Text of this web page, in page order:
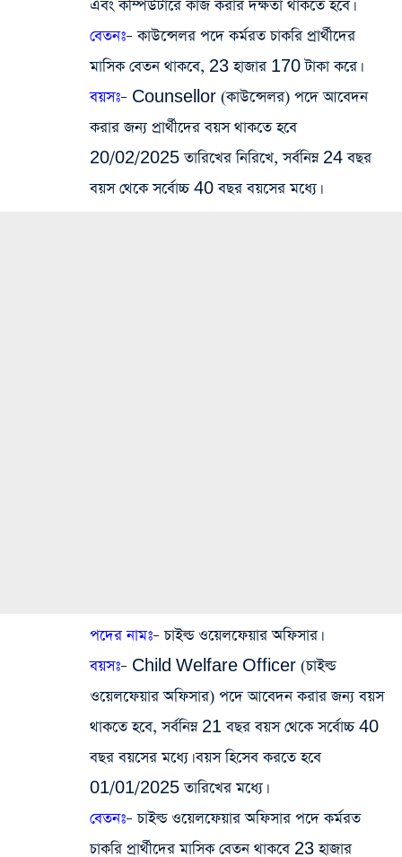
এবং কম্পিউটারে কাজ করার দক্ষতা থাকতে হবে।
বেতনঃ– কাউন্সেলর পদে কর্মরত চাকরি প্রার্থীদের
মাসিক বেতন থাকবে, 23 হাজার 170 টাকা করে।
বয়সঃ– Counsellor (কাউন্সেলর) পদে আবেদন
করার জন্য প্রার্থীদের বয়স থাকতে হবে
20/02/2025 তারিখের নিরিখে, সর্বনিম্ন 24 বছর
বয়স থেকে সর্বোচ্চ 40 বছর বয়সের মধ্যে।
পদের নামঃ– চাইল্ড ওয়েলফেয়ার অফিসার।
বয়সঃ– Child Welfare Officer (চাইল্ড
ওয়েলফেয়ার অফিসার) পদে আবেদন করার জন্য বয়স
থাকতে হবে, সর্বনিম্ন 21 বছর বয়স থেকে সর্বোচ্চ 40
বছর বয়সের মধ্যে। বয়স হিসেব করতে হবে
01/01/2025 তারিখের মধ্যে।
বেতনঃ– চাইল্ড ওয়েলফেয়ার অফিসার পদে কর্মরত
চাকরি প্রার্থীদের মাসিক বেতন থাকবে 23 হাজার